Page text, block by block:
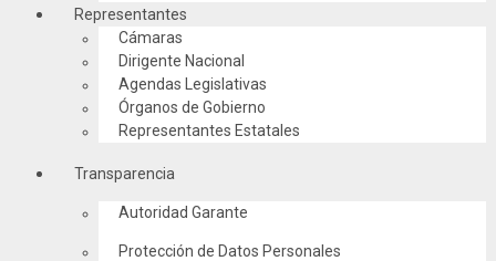
Representantes
Cámaras
Dirigente Nacional
Agendas Legislativas
Órganos de Gobierno
Representantes Estatales
Transparencia
Autoridad Garante
Protección de Datos Personales